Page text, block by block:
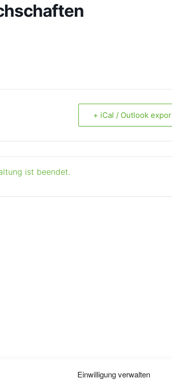
Einwilligung verwalten
+ iCal / Outlook
ist beendet.